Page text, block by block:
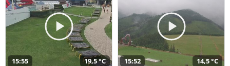
15:55 19,5 °C 15:52 14,5 °C